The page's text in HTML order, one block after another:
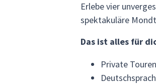
Erlebe vier
spektakuläre
Das ist alles für
Private